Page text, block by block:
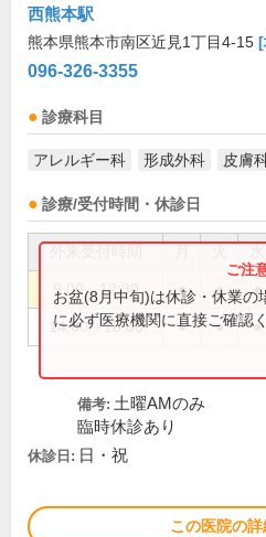
西熊本駅
熊本県熊本市南区近見1丁目4-15 [
096-326-3355
診療科目
アレルギー科 形成外科 皮膚
診療/受付時間・休診日
9:00～12:30 ● ● ●
14:00～18:00 ● ● ●
お盆(8月中旬)は休診・休業の
に必ず医療機関に直接ご確認
備考: 土曜AMのみ
臨時休診あり
休診日: 日・祝
この医院の